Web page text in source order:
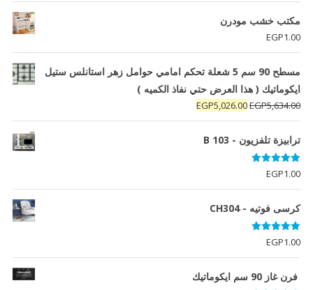
مكتب خشب مودرن
EGP1.00
مسطح 90 سم 5 شعلة تحكم امامي حوامل زهر استانلس ستيل
ايكوماتيك ( هذا العرض حتي نفاذ الكميه )
EGP5,634.00
السعر
الأصلي
هو:
EGP5,026.00
السعر
الحالي
ترابيزة تلفزيون - B 103
تم التقييم
5.00
من 5
EGP1.00
كرسى فوتيه - CH304
تم التقييم
5.00
من 5
EGP1.00
فرن غاز 90 سم ايكوماتيك